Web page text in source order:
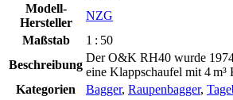
Modell-
Hersteller
NZG
Maßstab
1 : 50
Beschreibung
Der O&K RH40 wurde
eine Klappschaufel mit 4
Kategorien
Bagger, Raupenbagger,